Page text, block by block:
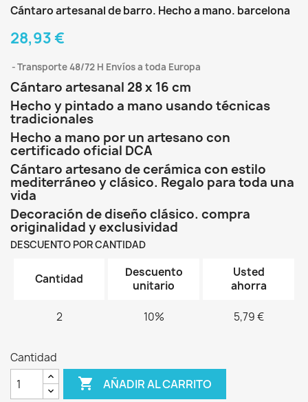
Cántaro artesanal de barro. Hecho a mano. barcelona
28,93 €
Transporte 48/72 H Envíos a toda Europa
Cántaro artesanal 28 x 16 cm
Hecho y pintado a mano usando técnicas
tradicionales
Hecho a mano por un artesano con
certificado oficial DCA
Cántaro artesano de cerámica con estilo
mediterráneo y clásico. Regalo para toda una
vida
Decoración de diseño clásico. compra
originalidad y exclusividad
DESCUENTO POR CANTIDAD
Cantidad
Descuento
unitario
Usted
ahorra
2 10% 5,79 €
Cantidad
 AÑADIR AL CARRITO